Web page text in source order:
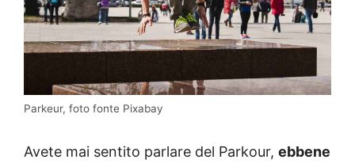
Parkeur, foto fonte Pixabay
Avete mai sentito parlare del Parkour, ebbene